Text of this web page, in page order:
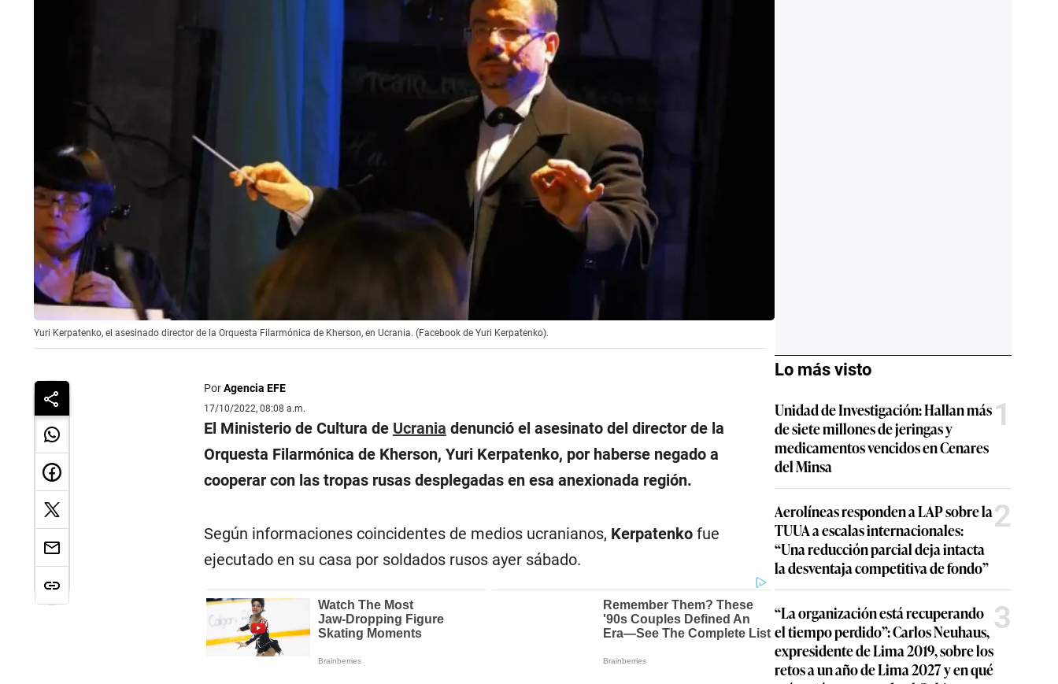
Yuri Kerpatenko, el asesinado director de la Orquesta Filarmónica de Kherson, en Ucrania. (Facebook de Yuri Kerpatenko).
PorAgencia EFE
17/10/2022, 08:08 a.m.
El Ministerio de Cultura de Ucrania denunció el asesinato del director de la
Orquesta Filarmónica de Kherson, Yuri Kerpatenko, por haberse negado a
cooperar con las tropas rusas desplegadas en esa anexionada región.
Según informaciones coincidentes de medios ucranianos, Kerpatenko fue
ejecutado en su casa por soldados rusos ayer sábado.
Lo más visto
Unidad de Investigación: Hallan más
de siete millones de jeringas y
medicamentos vencidos en Cenares
del Minsa
1
Aerolíneas responden a LAP sobre la
TUUA a escalas internacionales:
“Una reducción parcial deja intacta
la desventaja competitiva de fondo”
2
“La organización está recuperando
el tiempo perdido”: Carlos Neuhaus,
expresidente de Lima 2019, sobre los
retos a un año de Lima 2027 y en qué
3